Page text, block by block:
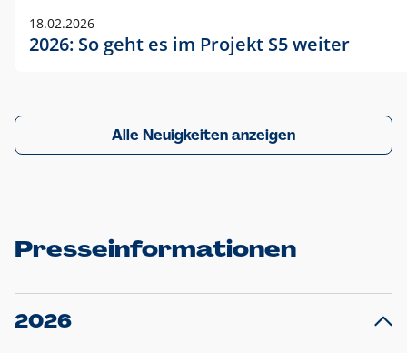
18.02.2026
2026: So geht es im Projekt S5 weiter
Alle Neuigkeiten anzeigen
Presseinformationen
2026